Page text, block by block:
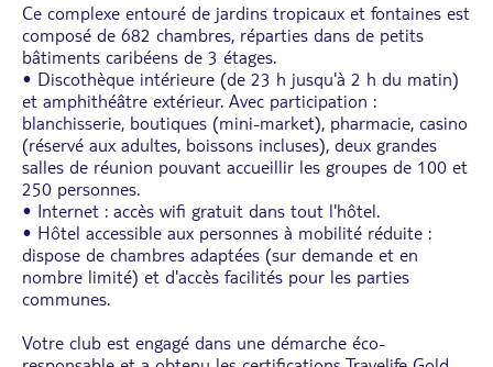
Ce complexe entouré de jardins tropicaux et fontaines est
composé de 682 chambres, réparties dans de petits
bâtiments caribéens de 3 étages.
• Discothèque intérieure (de 23 h jusqu'à 2 h du matin)
et amphithéâtre extérieur. Avec participation :
blanchisserie, boutiques (mini-market), pharmacie, casino
(réservé aux adultes, boissons incluses), deux grandes
salles de réunion pouvant accueillir les groupes de 100 et
250 personnes.
• Internet : accès wifi gratuit dans tout l'hôtel.
• Hôtel accessible aux personnes à mobilité réduite :
dispose de chambres adaptées (sur demande et en
nombre limité) et d'accès facilités pour les parties
communes.
Votre club est engagé dans une démarche éco-